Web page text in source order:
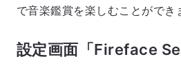
で音楽鑑賞を楽しむことができ
設定画面「Fireface